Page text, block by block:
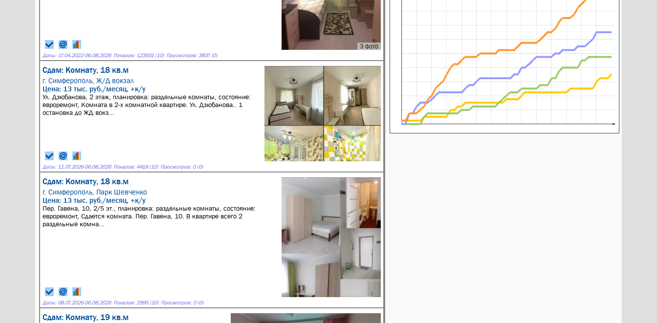
3 фото
Даты: 17.04.2022-06.08.2026 Показов: 123931 (10) Просмотров: 3837 (0)
Сдам: Комнату, 18 кв.м
г. Симферополь, Ж/Д вокзал
Цена: 13 тыс. руб./месяц, +к/у
Ул. Дзюбанова, 2 этаж, планировка: раздельные комнаты, состояние:
евроремонт, Комната в 2-х комнатной квартире. Ул. Дзюбанова.. 1
остановка до ЖД вокз...
Даты: 11.07.2026-06.08.2026 Показов: 4418 (10) Просмотров: 0 (0)
Сдам: Комнату, 18 кв.м
г. Симферополь, Парк Шевченко
Цена: 13 тыс. руб./месяц, +к/у
Пер. Гавена, 10, 2/5 эт., планировка: раздельные комнаты, состояние:
евроремонт, Сдается комната. Пер. Гавена, 10. В квартире всего 2
раздельные комна...
Даты: 08.07.2026-06.08.2026 Показов: 2995 (10) Просмотров: 0 (0)
Сдам: Комнату, 19 кв.м